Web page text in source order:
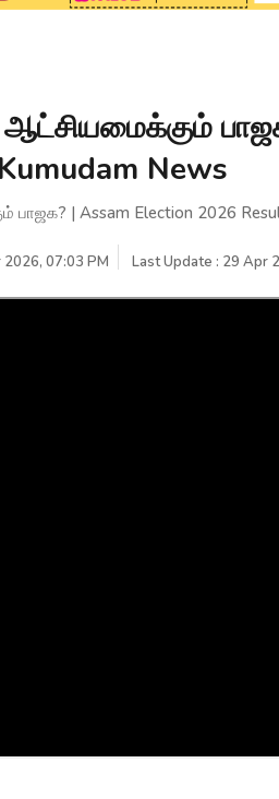
News
| Assam Election 2026
07:03 PM Last Update : 29 Apr